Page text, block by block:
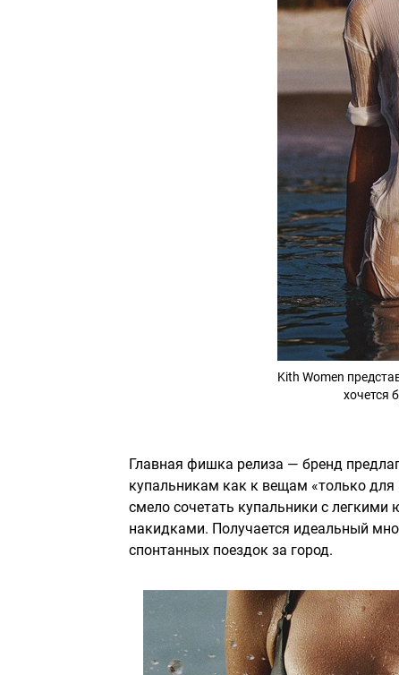
Kith Women
хочется
Главная фишка релиза — бренд
купальникам как к вещам «только
смело сочетать купальники с
накидками. Получается идеальный
спонтанных поездок за город.